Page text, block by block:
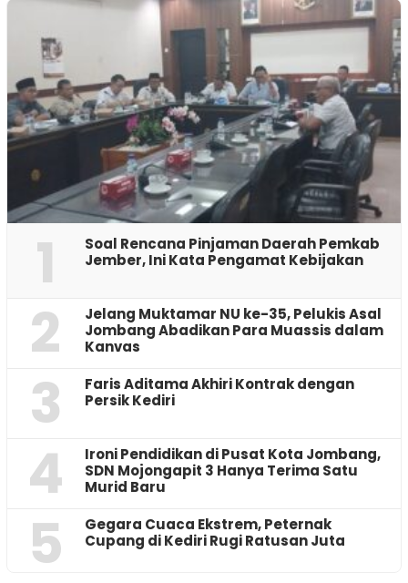
1
‎Soal Rencana Pinjaman Daerah Pemkab
Jember, Ini Kata Pengamat Kebijakan ‎
2
Jelang Muktamar NU ke-35, Pelukis Asal
Jombang Abadikan Para Muassis dalam
Kanvas
3
Faris Aditama Akhiri Kontrak dengan
Persik Kediri
4
Ironi Pendidikan di Pusat Kota Jombang,
SDN Mojongapit 3 Hanya Terima Satu
Murid Baru
5
‎Gegara Cuaca Ekstrem, Peternak
Cupang di Kediri Rugi Ratusan Juta